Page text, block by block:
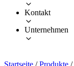
Kontakt
Unternehmen
Startseite / Produkte /